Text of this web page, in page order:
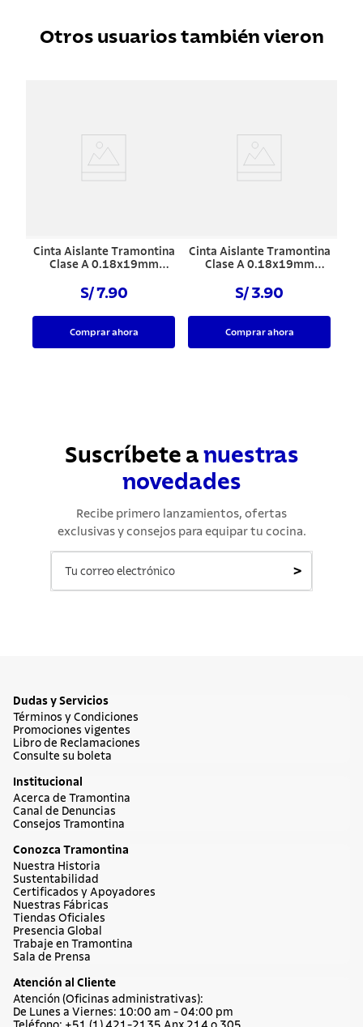
Otros usuarios también vieron
Cinta Aislante Tramontina
Clase A 0.18x19mm
S/ 7.90
Comprar ahora
Cinta Aislante Tramontina
Clase A 0.18x19mm
S/ 3.90
Comprar ahora
Suscríbete a nuestras
novedades
Recibe primero lanzamientos, ofertas
exclusivas y consejos para equipar tu cocina.
>
Dudas y Servicios
Términos y Condiciones
Promociones vigentes
Libro de Reclamaciones
Consulte su boleta
Institucional
Acerca de Tramontina
Canal de Denuncias
Consejos Tramontina
Conozca Tramontina
Nuestra Historia
Sustentabilidad
Certificados y Apoyadores
Nuestras Fábricas
Tiendas Oficiales
Presencia Global
Trabaje en Tramontina
Sala de Prensa
Atención al Cliente
Atención (Oficinas administrativas):
De Lunes a Viernes: 10:00 am - 04:00 pm